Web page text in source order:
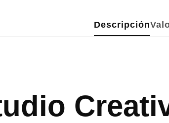
Descripción